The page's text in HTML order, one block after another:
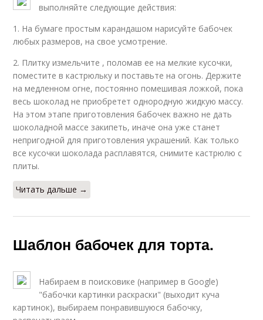
выполняйте следующие действия:
1. На бумаге простым карандашом нарисуйте бабочек
любых размеров, на свое усмотрение.
2. Плитку измельчите , поломав ее на мелкие кусочки,
поместите в кастрюльку и поставьте на огонь. Держите
на медленном огне, постоянно помешивая ложкой, пока
весь шоколад не приобретет однородную жидкую массу.
На этом этапе приготовления бабочек важно не дать
шоколадной массе закипеть, иначе она уже станет
непригодной для приготовления украшений. Как только
все кусочки шоколада расплавятся, снимите кастрюлю с
плиты.
Читать дальше →
Шаблон бабочек для торта.
Набираем в поисковике (например в Google)
"бабочки картинки раскраски" (выходит куча
картинок), выбираем понравившуюся бабочку,